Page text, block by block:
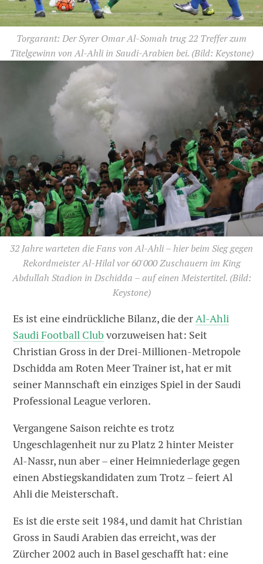
Torgarant: Der Syrer Omar Al-Somah trug 22 Treffer zum
Titelgewinn von Al-Ahli in Saudi-Arabien bei.(Bild: Keystone)
32 Jahre warteten die Fans von Al-Ahli – hier beim Sieg gegen
Rekordmeister Al-Hilal vor 60'000 Zuschauern im King
Abdullah Stadion in Dschidda – auf einen Meistertitel.(Bild:
Keystone)
Es ist eine eindrückliche Bilanz, die derAl-Ahli
Saudi Football Club vorzuweisen hat: Seit
Christian Gross in der Drei-Millionen-Metropole
Dschidda am Roten Meer Trainer ist, hat er mit
seiner Mannschaft ein einziges Spiel in der Saudi
Professional League verloren.
Vergangene Saison reichte es trotz
Ungeschlagenheit nur zu Platz 2 hinter Meister
Al-Nassr, nun aber – einer Heimniederlage gegen
einen Abstiegskandidaten zum Trotz – feiert Al
Ahli die Meisterschaft.
Es ist die erste seit 1984, und damit hat Christian
Gross in Saudi Arabien das erreicht, was der
Zürcher 2002 auch in Basel geschafft hat: eine